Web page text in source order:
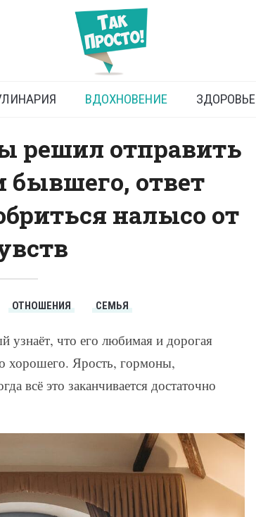
изменила
ВДОХНОВЕНИЕ ЗДОРОВЬЕ
решил отправить
бывшего, ответ
налысо от
ОТНОШЕНИЯ СЕМЬЯ
узнаёт, что его любимая и дорогая
хорошего. Ярость, гормоны,
всё это заканчивается достаточно